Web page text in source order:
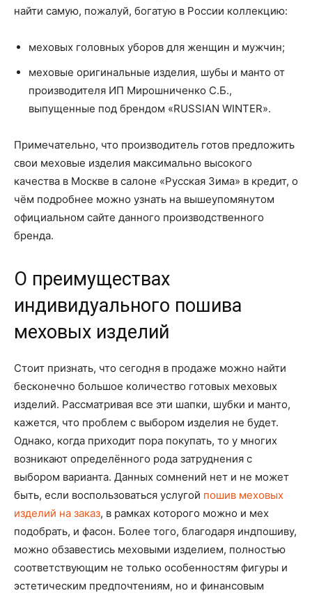
найти самую, пожалуй, богатую в России коллекцию:
меховых головных уборов для женщин и мужчин;
меховые оригинальные изделия, шубы и манто от
производителя ИП Мирошниченко С.Б.,
выпущенные под брендом «RUSSIAN WINTER».
Примечательно, что производитель готов предложить
свои меховые изделия максимально высокого
качества в Москве в салоне «Русская Зима» в кредит, о
чём подробнее можно узнать на вышеупомянутом
официальном сайте данного производственного
бренда.
О преимуществах
индивидуального пошива
меховых изделий
Стоит признать, что сегодня в продаже можно найти
бесконечно большое количество готовых меховых
изделий. Рассматривая все эти шапки, шубки и манто,
кажется, что проблем с выбором изделия не будет.
Однако, когда приходит пора покупать, то у многих
возникают определённого рода затруднения с
выбором варианта. Данных сомнений нет и не может
быть, если воспользоваться услугой пошив меховых
изделий на заказ, в рамках которого можно и мех
подобрать, и фасон. Более того, благодаря индпошиву,
можно обзавестись меховыми изделием, полностью
соответствующим не только особенностям фигуры и
эстетическим предпочтениям, но и финансовым